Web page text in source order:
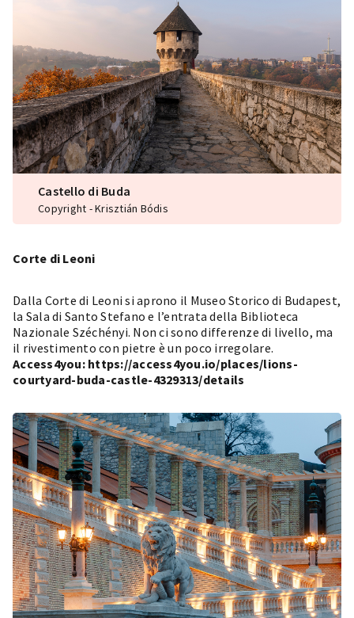
Castello di Buda
Copyright - Krisztián Bódis
Corte di Leoni
Dalla Corte di Leoni si aprono il Museo Storico di Budapest,
la Sala di Santo Stefano e l’entrata della Biblioteca
Nazionale Széchényi. Non ci sono differenze di livello, ma
il rivestimento con pietre è un poco irregolare.
Access4you: https://access4you.io/places/lions-
courtyard-buda-castle-4329313/details